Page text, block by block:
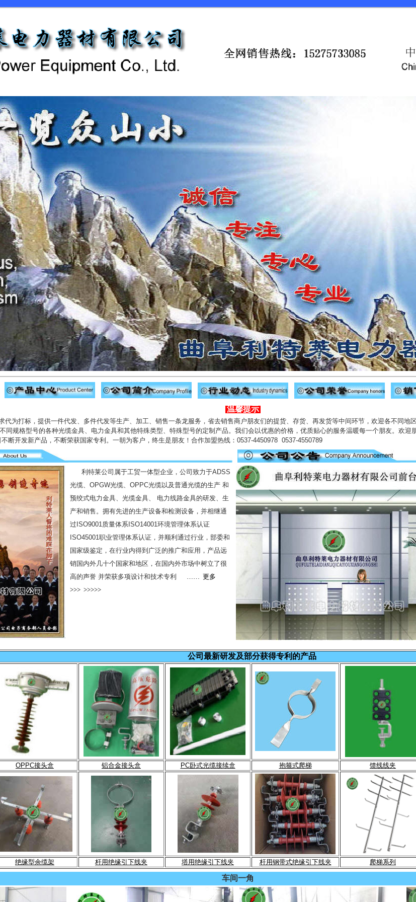
温馨提示
代为打标，提供一件代发、多件代发等生产、加工、销售一条龙服务，省去销售商户朋友们的提货、存货、再发货等中间环节，欢迎各不同地
同规格型号的各种光缆金具、电力金具和其他特殊类型、特殊型号的定制产品。我们会以优惠的价格，优质贴心的服务温暖每一个朋友。欢
断开发新产品，不断荣获国家专利。一朝为客户，终生是朋友！合作加盟热线：0537-4450978 0537-4550789
利特莱公司属于工贸一体型企业，公司致力于ADSS
光缆、OPGW光缆、OPPC光缆以及普通光缆的生产 和
预绞式电力金具、光缆金具、 电力线路金具的研发、生
产和销售。拥有先进的生产设备和检测设备，并相继通
过ISO9001质量体系ISO14001环境管理体系认证
ISO45001职业管理体系认证，并顺利通过行业，部委和
国家级鉴定，在行业内得到广泛的推广和应用，产品远
销国内外几十个国家和地区，在国内外市场中树立了很
高的声誉 并荣获多项设计和技术专利
…… 更多
>>> >>>>>
公司最新研发及部分获得专利的产品
OPPC接头盒 铝合金接头盒 PC卧式光缆接续盒 抱箍式爬梯 馈线线夹
绝缘型余缆架 杆用绝缘引下线夹 塔用绝缘引下线夹 杆用钢带式绝缘引下线夹 爬梯系列
车间一角